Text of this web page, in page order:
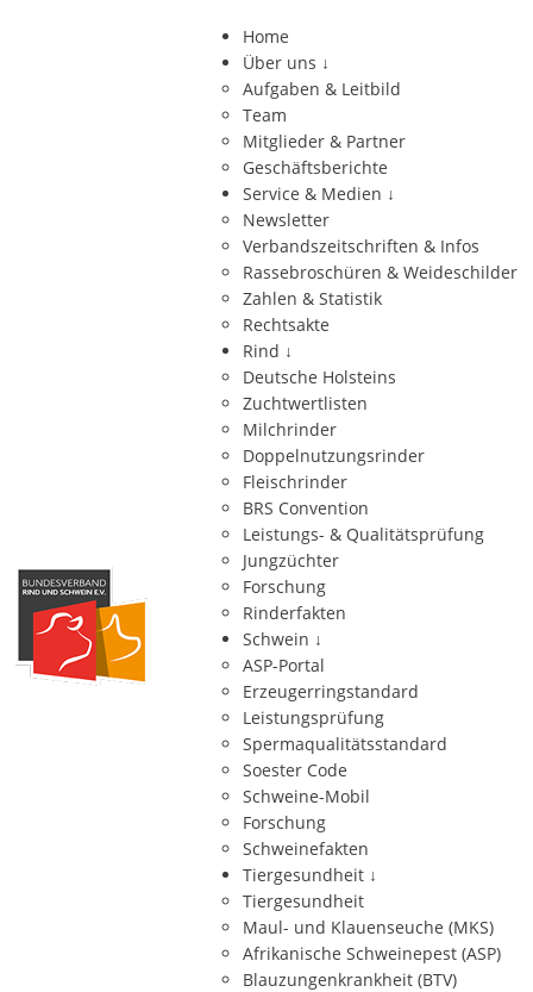
Home
Über uns ↓
Aufgaben & Leitbild
Team
Mitglieder & Partner
Geschäftsberichte
Service & Medien ↓
Newsletter
Verbandszeitschriften & Infos
Rassebroschüren & Weideschilder
Zahlen & Statistik
Rechtsakte
Rind ↓
Deutsche Holsteins
Zuchtwertlisten
Milchrinder
Doppelnutzungsrinder
Fleischrinder
BRS Convention
Leistungs- & Qualitätsprüfung
Jungzüchter
Forschung
Rinderfakten
Schwein ↓
ASP-Portal
Erzeugerringstandard
Leistungsprüfung
Spermaqualitätsstandard
Soester Code
Schweine-Mobil
Forschung
Schweinefakten
Tiergesundheit ↓
Tiergesundheit
Maul- und Klauenseuche (MKS)
Afrikanische Schweinepest (ASP)
Blauzungenkrankheit (BTV)